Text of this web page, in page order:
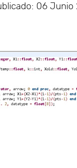
06 Junio